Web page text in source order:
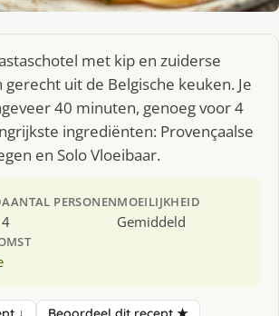
met kip en zuiderse
uit de Belgische keuken. Je
40 minuten, genoeg voor 4
ingrediënten: Provençaalse
en Solo Vloeibaar.
AANTAL PERSONEN
4
MOEILIJKHEID
Gemiddeld